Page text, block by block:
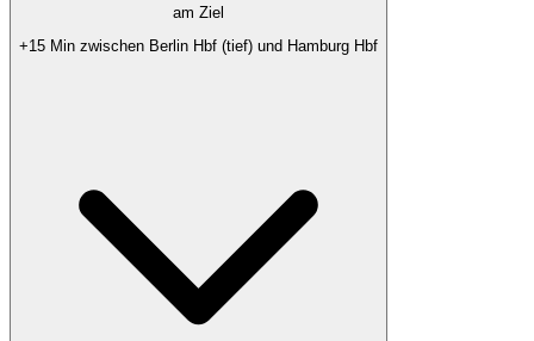
am Ziel
+15 Min zwischen Berlin Hbf (tief) und Hamburg Hbf